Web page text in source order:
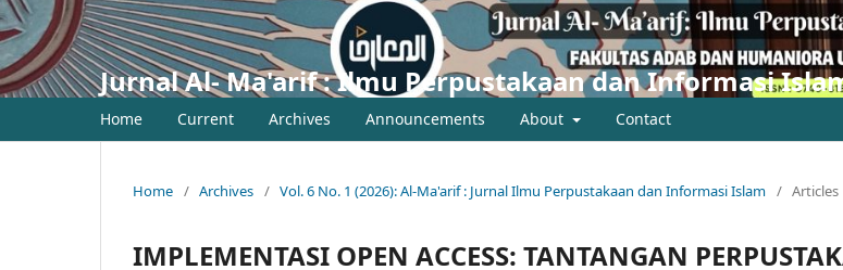
Jurnal Al- Ma'arif : Ilmu Perpustakaan dan Informasi
Home Current Archives Announcements About Contact
Home / Archives / Vol. 6 No. 1 (2026): Al-Ma'arif : Jurnal Ilmu Perpustakaan dan Informasi Islam / Articles
IMPLEMENTASI OPEN ACCESS: TANTANGAN